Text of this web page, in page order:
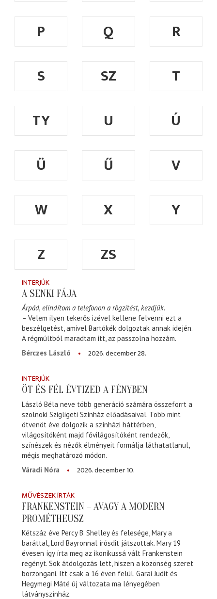
P Q
R
S
SZ
T
TY
U
Ú
Ü
Ű
V
W
X
Y
Z
ZS
INTERJÚK
A SENKI FÁJA
Árpád, elindítom a telefonon a rögzítést, kezdjük.
– Velem ilyen tekerős izével kellene felvenni ezt a
beszélgetést, amivel Bartókék dolgoztak annak idején.
A régmúltból maradtam itt, az passzolna hozzám.
Bérczes László
2026. december 28.
INTERJÚK
ÖT ÉS FÉL ÉVTIZED A FÉNYBEN
László Béla neve több generáció számára összeforrt a
szolnoki Szigligeti Színház előadásaival. Több mint
ötvenöt éve dolgozik a színházi háttérben,
világosítóként majd fővilágosítóként rendezők,
színészek és nézők élményeit formálja láthatatlanul,
mégis meghatározó módon.
Váradi Nóra
2026. december 10.
MŰVÉSZEK ÍRTÁK
FRANKENSTEIN – AVAGY A MODERN
PROMÉTHEUSZ
Kétszáz éve Percy B. Shelley és felesége, Mary a
baráttal, Lord Bayronnal írósdit játszottak. Mary 19
évesen így írta meg az ikonikussá vált Frankenstein
regényt. Sok átdolgozás lett, hiszen a közönség szeret
borzongani. Itt csak a 16 éven felül. Garai Judit és
Hegymegi Máté új változata ma lényegében
látványszínház.